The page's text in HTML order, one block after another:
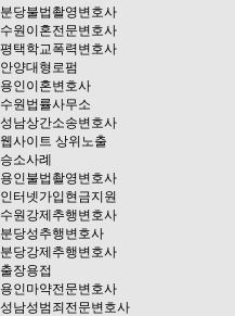
분당불법촬영변호사
수원이혼전문변호사
평택학교폭력변호사
안양대형로펌
용인이혼변호사
수원법률사무소
성남상간소송변호사
웹사이트 상위노출
승소사례
용인불법촬영변호사
인터넷가입현금지원
수원강제추행변호사
분당성추행변호사
분당강제추행변호사
출장용접
용인마약전문변호사
성남성범죄전문변호사